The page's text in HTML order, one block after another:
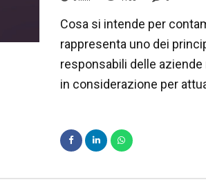
Cosa si intende per
rappresenta uno dei
responsabili delle
in considerazione per